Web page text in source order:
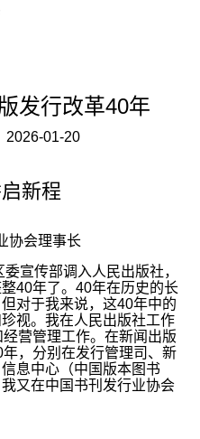
发行改革40年
2026-01-20
新程
会理事长
宣传部调入人民出版社，
40年了。40年在历史的长
对于我来说，这40年中的
视。我在人民出版社工作
营管理工作。在新闻出版
，分别在发行管理司、新
息中心（中国版本图书
又在中国书刊发行业协会